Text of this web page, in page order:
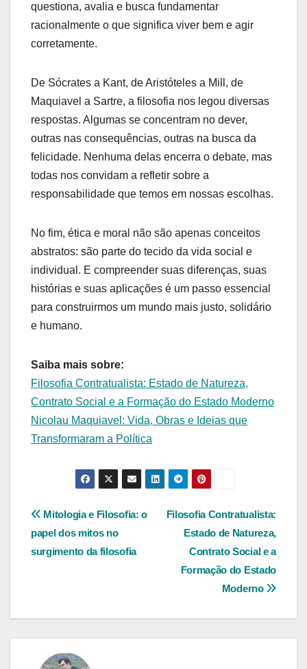
questiona, avalia e busca fundamentar
racionalmente o que significa viver bem e agir
corretamente.
De Sócrates a Kant, de Aristóteles a Mill, de
Maquiavel a Sartre, a filosofia nos legou diversas
respostas. Algumas se concentram no dever,
outras nas consequências, outras na busca da
felicidade. Nenhuma delas encerra o debate, mas
todas nos convidam a refletir sobre a
responsabilidade que temos em nossas escolhas.
No fim, ética e moral não são apenas conceitos
abstratos: são parte do tecido da vida social e
individual. E compreender suas diferenças, suas
histórias e suas aplicações é um passo essencial
para construirmos um mundo mais justo, solidário
e humano.
Saiba mais sobre:
Filosofia Contratualista: Estado de Natureza,
Contrato Social e a Formação do Estado Moderno
Nicolau Maquiavel: Vida, Obras e Ideias que
Transformaram a Política
Navegação
de
Filosofia Contratualista:
Estado de Natureza,
Contrato Social e a
Formação do Estado
Moderno
Mitologia e Filosofia: o
papel dos mitos no
surgimento da filosofia